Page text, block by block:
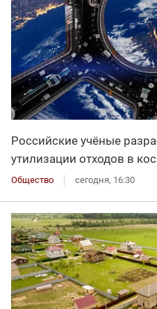
Российские учёные
утилизации отходов в
Общество сегодня, 16:30